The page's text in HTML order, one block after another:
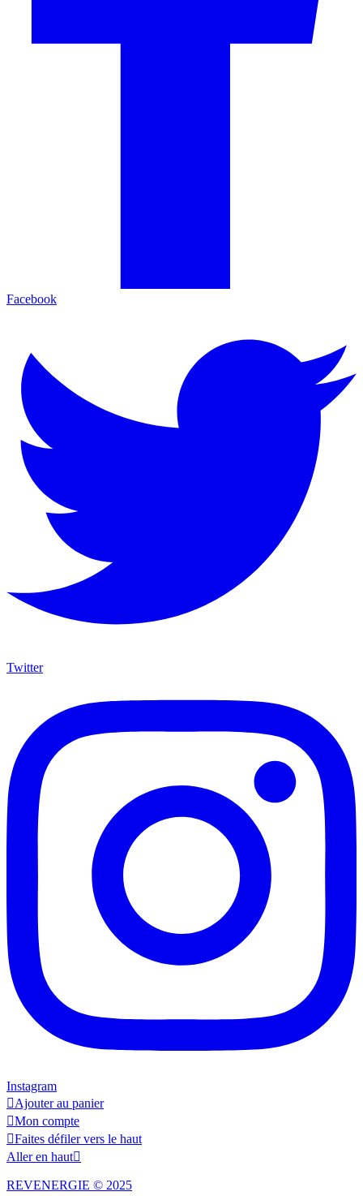
Facebook
Twitter
Instagram
Ajouter au panier
Mon compte
Faites défiler vers le haut
Aller en haut
REVENERGIE © 2025